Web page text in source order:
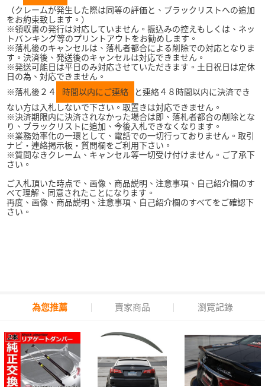
（クレームが発生した際は同等の評価と、ブラックリストへの追加
をお約束致します。）
※領収書の発行は対応していません。振込みの控えもしくは、ネッ
トバンキング等のプリントアウトをお勧めします。
※落札後のキャンセルは、落札者都合による削除での対応となりま
す。決済後、発送後のキャンセルは対応できません。
※発送可能日は平日のみ対応させていただきます。土日祝日は定休
日の為、対応できません。
※落札後２４
時間以内にご連絡
と連絡４８時間以内に決済でき
ない方は入札しないで下さい。取置きは対応できません。
※決済期限内に決済されなかった場合は即、落札者都合の削除とな
り、ブラックリストに追加、今後入札できなくなります。
※業務効率化の一環として、電話での一切行っておりません。取引
ナビ・連絡掲示板・質問欄をご利用下さい。
※質問なきクレーム、キャンセル等一切受け付けません。ご了承下
さい。
ご入札頂いた時点で、画像、商品説明、注意事項、自己紹介欄のす
べて理解、同意されたことになります。
再度、画像、商品説明、注意事項、自己紹介欄のすべてをご確認下
さい。
為您推薦 賣家商品 瀏覽記錄